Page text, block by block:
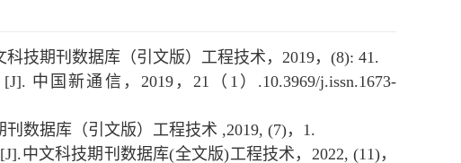
技期刊数据库（引文版）工程技术，2019，(8): 41.
国新通信，2019，21（1）.10.3969/j.issn.1673-
数据库（引文版）工程技术 ,2019, (7)，1.
中文科技期刊数据库(全文版)工程技术，2022, (11)，